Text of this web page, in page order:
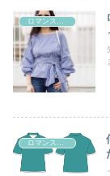
ロマンスタイプ